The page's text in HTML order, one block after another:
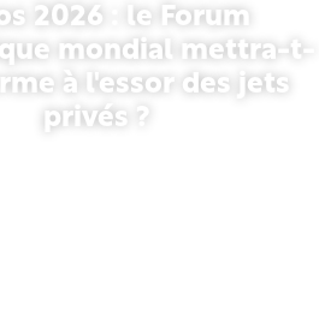
2026 : le Forum
mondial mettra-t-
à l'essor des jets
privés ?